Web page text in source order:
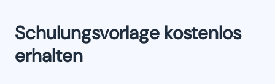
Schulungsvorlage kostenlos
erhalten